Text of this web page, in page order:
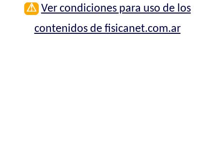
⚠ Ver condiciones para uso de los
contenidos de fisicanet.com.ar